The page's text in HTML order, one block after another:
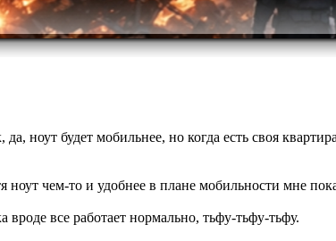
ноут будет мобильнее, но когда есть своя
чем-то и удобнее в плане мобильности мне
все работает нормально, тьфу-тьфу-тьфу.